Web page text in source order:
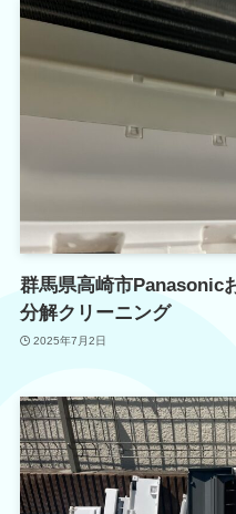
群馬県高崎市Panasonic
分解クリーニング
2025年7月2日